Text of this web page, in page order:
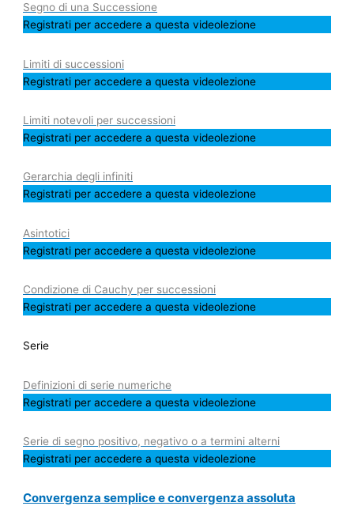
Segno di una Successione
Registrati per accedere a questa videolezione
Limiti di successioni
Registrati per accedere a questa videolezione
Limiti notevoli per successioni
Registrati per accedere a questa videolezione
Gerarchia degli infiniti
Registrati per accedere a questa videolezione
Asintotici
Registrati per accedere a questa videolezione
Condizione di Cauchy per successioni
Registrati per accedere a questa videolezione
Serie
Definizioni di serie numeriche
Registrati per accedere a questa videolezione
Serie di segno positivo, negativo o a termini alterni
Registrati per accedere a questa videolezione
Convergenza semplice e convergenza assoluta